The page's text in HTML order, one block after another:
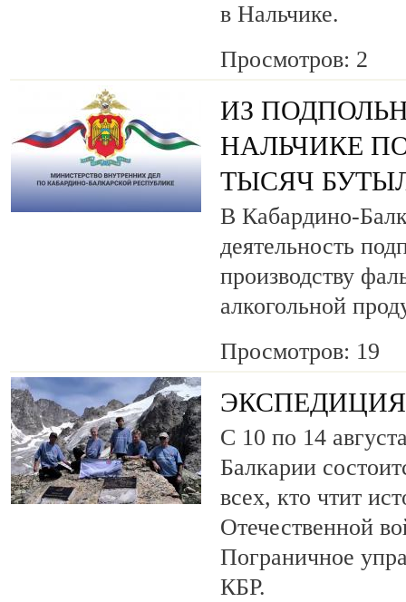
в Нальчике.
Просмотров: 2
ИЗ
НАЛЬЧИКЕ
ТЫСЯЧ
В Кабардино-
деятельность
производству
алкогольной
Просмотров: 19
С 10 по 14
Балкарии
всех, кто чтит
Отечественной
Пограничное
КБР.